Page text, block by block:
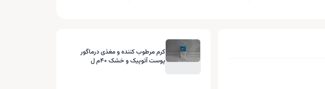
کرم مرطوب کننده و مغذی درماگور
پوست آتوپیک و خشک 40م ل